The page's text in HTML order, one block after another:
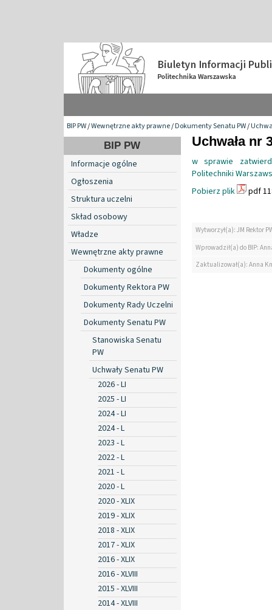
BIP PW/Wewnętrzne akty prawne/Dokumenty Senatu PW/
BIP PW
Informacje ogólne
Ogłoszenia
Struktura uczelni
Skład osobowy
Władze
Wewnętrzne akty prawne
Dokumenty ogólne
Dokumenty Rektora PW
Dokumenty Rady Uczelni
Dokumenty Senatu PW
Stanowiska Senatu
PW
Uchwały Senatu PW
2026 - LI
2025 - LI
2024 - LI
2024 - L
2023 - L
2022 - L
2021 - L
2020 - L
2020 - XLIX
2019 - XLIX
2018 - XLIX
2017 - XLIX
2016 - XLIX
2016 - XLVIII
2015 - XLVIII
2014 - XLVIII
Uchwała nr
w sprawie
Politechniki
Pobierz plik
pdf
Wytworzył(a): JM Rektor
Wprowadził(a) do BIP:
Zaktualizował(a): Anna